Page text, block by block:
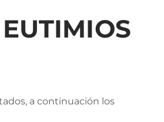
a continuación los